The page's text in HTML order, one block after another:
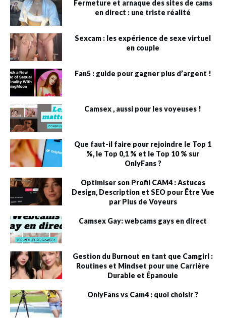
Fermeture et arnaque des sites de cams
en direct : une triste réalité
Sexcam : les expérience de sexe virtuel
en couple
Fan5 : guide pour gagner plus d’argent !
Camsex , aussi pour les voyeuses !
Que faut-il faire pour rejoindre le Top 1
%, le Top 0,1 % et le Top 10 % sur
OnlyFans ?
Optimiser son Profil CAM4 : Astuces
Design, Description et SEO pour Être Vue
par Plus de Voyeurs
Camsex Gay: webcams gays en direct
Gestion du Burnout en tant que Camgirl :
Routines et Mindset pour une Carrière
Durable et Épanouie
OnlyFans vs Cam4 : quoi choisir ?